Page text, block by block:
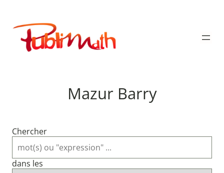
contenu
Publimath
Mazur Barry
Chercher
dans les